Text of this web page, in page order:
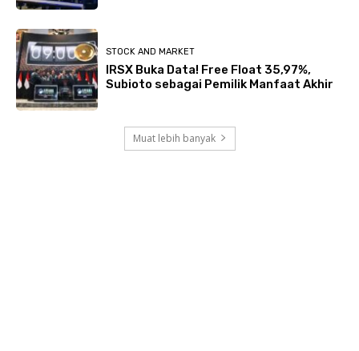
STOCK AND MARKET
IRSX Buka Data! Free Float 35,97%,
Subioto sebagai Pemilik Manfaat Akhir
Muat lebih banyak